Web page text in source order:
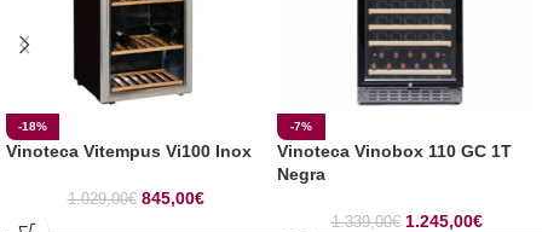
-18%
Vinoteca Vitempus Vi100 Inox
1.029,00€ 845,00€
-7%
Vinoteca Vinobox 110 GC 1T
Negra
1.339,00€ 1.245,00€